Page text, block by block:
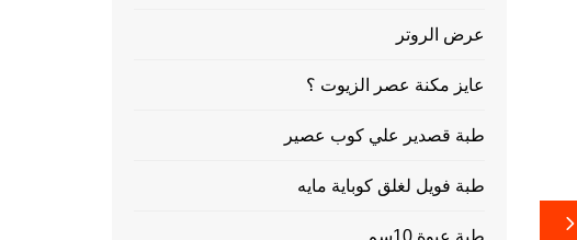
عرض الروتر
عايز مكنة عصر الزيوت ؟
طبة قصدير علي كوب عصير
طبة فويل لغلق كوباية مايه
طبة عبوة 10سم